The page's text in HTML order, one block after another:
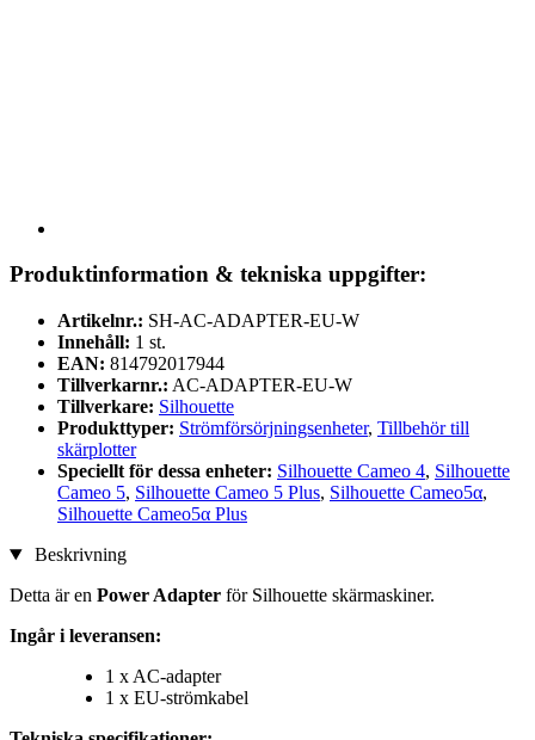
Produktinformation & tekniska uppgifter:
Artikelnr.: SH-AC-ADAPTER-EU-W
Innehåll: 1 st.
EAN: 814792017944
Tillverkarnr.: AC-ADAPTER-EU-W
Tillverkare: Silhouette
Produkttyper: Strömförsörjningsenheter, Tillbehör till
skärplotter
Speciellt för dessa enheter: Silhouette Cameo 4, Silhouette
Cameo 5, Silhouette Cameo 5 Plus, Silhouette Cameo5α,
Silhouette Cameo5α Plus
Beskrivning
Detta är en Power Adapter för Silhouette skärmaskiner.
Ingår i leveransen:
1 x AC-adapter
1 x EU-strömkabel